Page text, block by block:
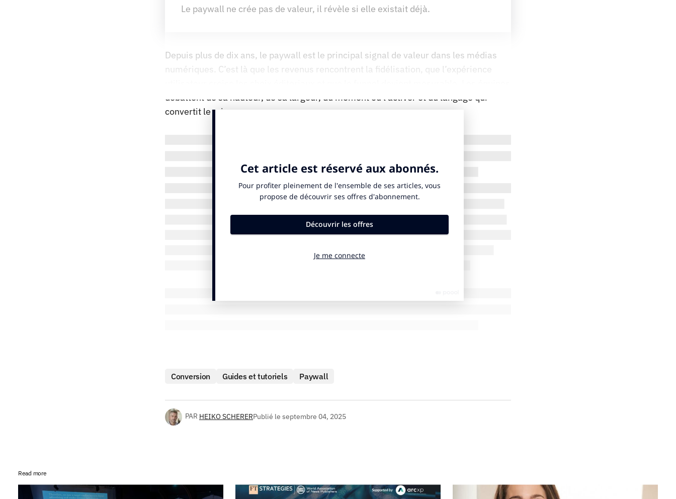
Le paywall ne crée pas de valeur, il révèle si elle existait déjà.
Depuis plus de dix ans, le paywall est le principal signal de valeur dans les médias
numériques. C’est là que les revenus rencontrent la fidélisation, que l’expérience
débattent de sa hauteur, de sa largeur, du moment où l’activer et du langage qui
convertit le mieux.
Conversion Guides et tutoriels Paywall
PAR HEIKO SCHERERPublié le septembre 04, 2025
Read more